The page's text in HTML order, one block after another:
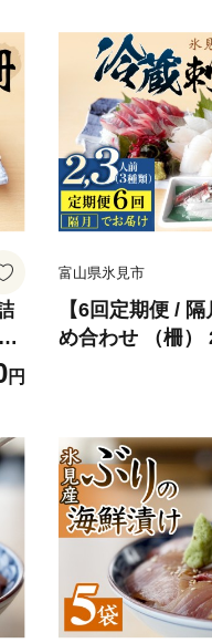
円
富山県氷見市
【6回定期便 /
め合わせ （柵）